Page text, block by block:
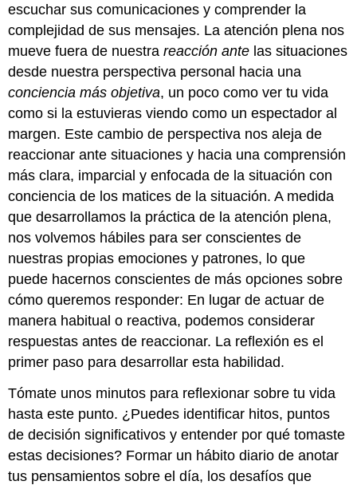
escuchar sus comunicaciones y comprender la
complejidad de sus mensajes. La atención plena nos
mueve fuera de nuestrareacción ante las situaciones
desde nuestra perspectiva personal hacia una
conciencia más objetiva, un poco como ver tu vida
como si la estuvieras viendo como un espectador al
margen. Este cambio de perspectiva nos aleja de
reaccionar ante situaciones y hacia una comprensión
más clara, imparcial y enfocada de la situación con
conciencia de los matices de la situación. A medida
que desarrollamos la práctica de la atención plena,
nos volvemos hábiles para ser conscientes de
nuestras propias emociones y patrones, lo que
puede hacernos conscientes de más opciones sobre
cómo queremos responder: En lugar de actuar de
manera habitual o reactiva, podemos considerar
respuestas antes de reaccionar. La reflexión es el
primer paso para desarrollar esta habilidad.
Tómate unos minutos para reflexionar sobre tu vida
hasta este punto. ¿Puedes identificar hitos, puntos
de decisión significativos y entender por qué tomaste
estas decisiones? Formar un hábito diario de anotar
tus pensamientos sobre el día, los desafíos que